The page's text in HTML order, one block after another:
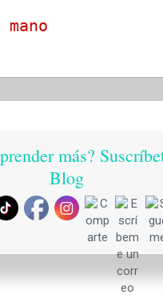
más?
Blog